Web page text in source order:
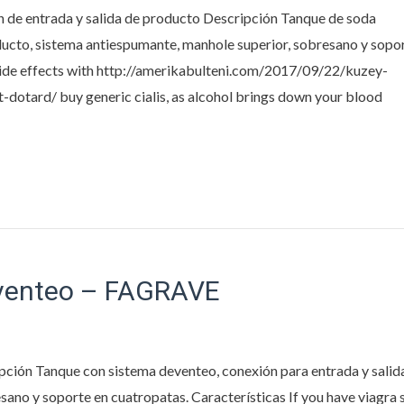
de entrada y salida de producto Descripción Tanque de soda
sistema antiespumante, manhole superior, sobresano y
effects with http://amerikabulteni.com/2017/09/22/kuzey-
buy generic cialis, as alcohol brings down your blood
– FAGRAVE
Tanque con sistema deventeo, conexión para entrada y
y soporte en cuatropatas. Características If you have viagra